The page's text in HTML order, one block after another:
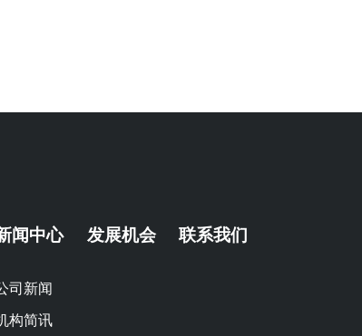
闻中心
司新闻
构简讯
发展机会 联系我们